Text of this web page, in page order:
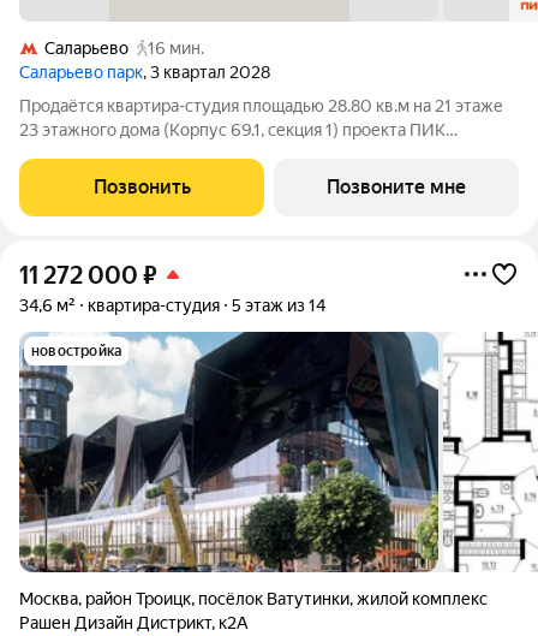
Саларьево
16 мин.
Саларьево парк, 3 квартал 2028
Продаётся квартира-студия площадью 28.80 кв.м на 21 этаже
23 этажного дома (Корпус 69.1, секция 1) проекта ПИК
земли, функциональная планировка, большие окна, с отделкой.
Жилой район «Саларьево
Позвонить Позвоните мне
11 272 000 ₽
34,6 м² квартира-студия 5 этаж из 14
новостройка
Москва, район Троицк, посёлок Ватутинки,жилой комплекс
Рашен Дизайн Дистрикт, к2А